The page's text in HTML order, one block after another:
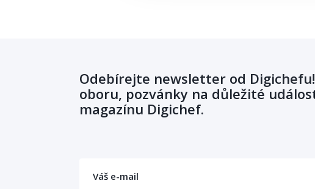
Odebírejte newsletter od
oboru, pozvánky na důležité
magazínu Digichef.